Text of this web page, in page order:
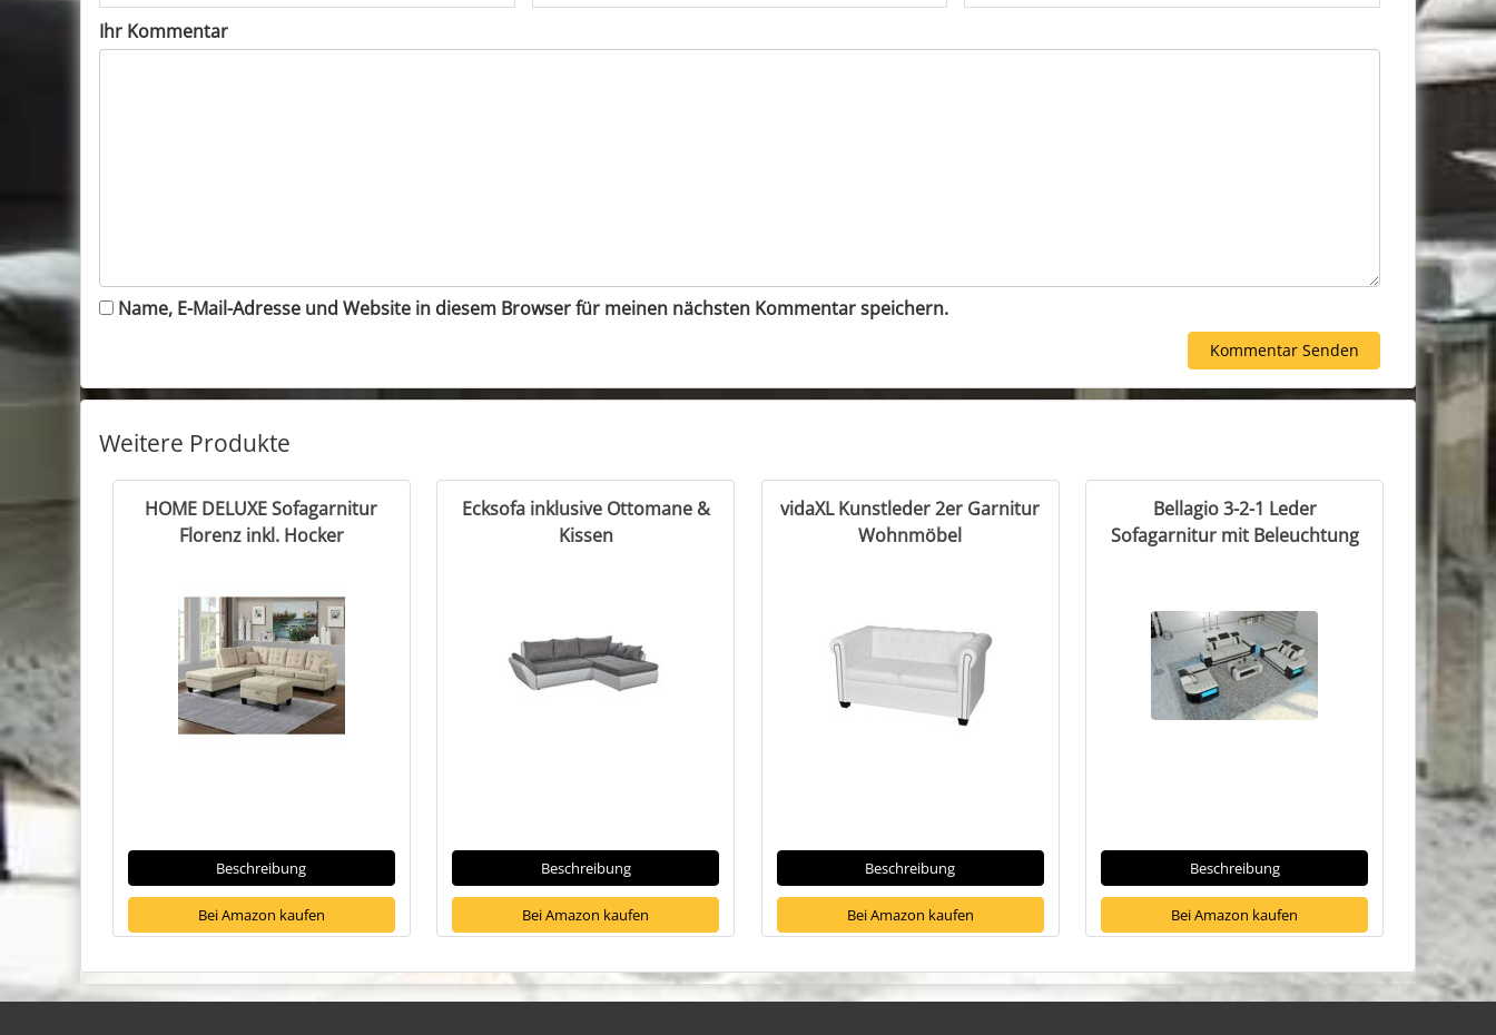
Ihr Kommentar
Name, E-Mail-Adresse und Website in diesem Browser für meinen nächsten Kommentar speichern.
Weitere Produkte
HOME DELUXE Sofagarnitur
Florenz inkl. Hocker
Beschreibung
Bei Amazon kaufen
Ecksofa inklusive Ottomane &
Kissen
Beschreibung
Bei Amazon kaufen
vidaXL Kunstleder 2er Garnitur
Wohnmöbel
Beschreibung
Bei Amazon kaufen
Bellagio 3-2-1 Leder
Sofagarnitur mit Beleuchtung
Beschreibung
Bei Amazon kaufen